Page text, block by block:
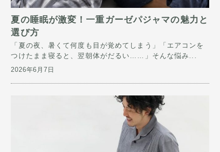
​夏の睡眠が激変！一重ガーゼパジャマの魅力と
選び方
「夏の夜、暑くて何度も目が覚めてしまう」「エアコンを
つけたまま寝ると、翌朝体がだるい……」そんな悩み...
2026年6月7日